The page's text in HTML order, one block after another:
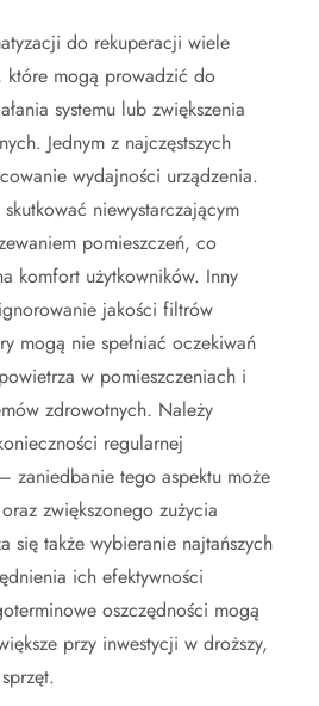
do rekuperacji wiele
które mogą prowadzić do
systemu lub zwiększenia
Jednym z najczęstszych
wydajności urządzenia.
niewystarczającym
pomieszczeń, co
komfort użytkowników. Inny
jakości filtrów
mogą nie spełniać oczekiwań
w pomieszczeniach i
zdrowotnych. Należy
regularnej
zaniedbanie tego aspektu może
zwiększonego zużycia
się także wybieranie najtańszych
ich efektywności
oszczędności mogą
przy inwestycji w droższy,